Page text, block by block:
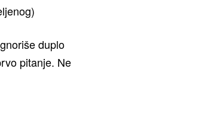
duplo
pitanje. Ne